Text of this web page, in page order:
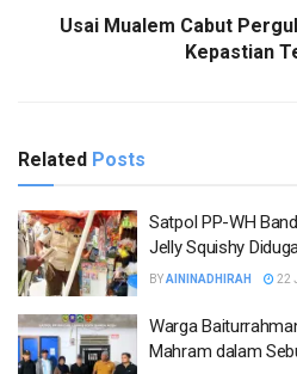
Usai Mualem Cabut
Kepastian
Related Posts
Satpol PP-WH
Jelly Squishy
BYAININADHIRAH 22
Warga
Mahram dalam